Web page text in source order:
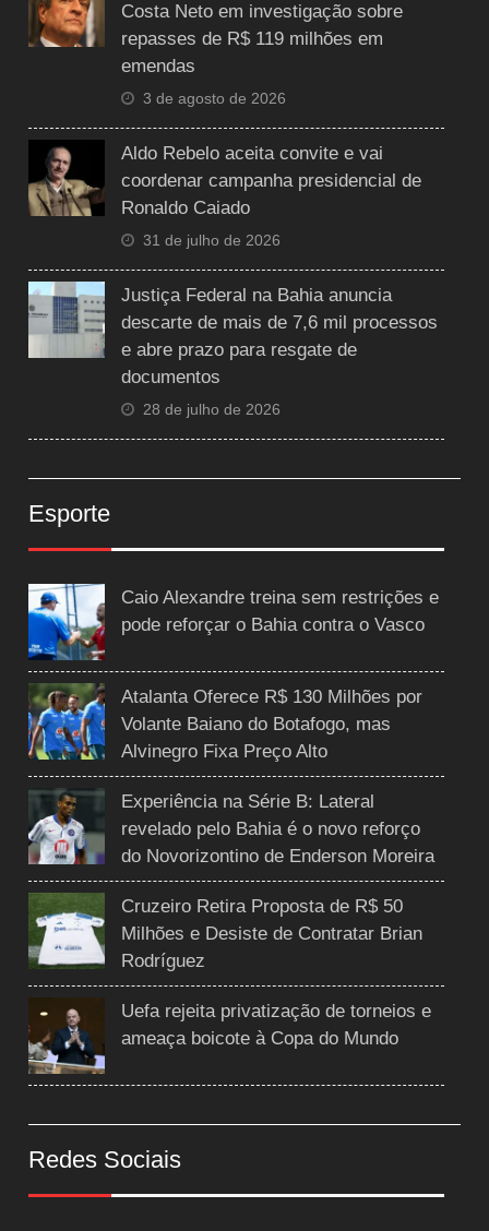
Costa Neto em investigação sobre
repasses de R$ 119 milhões em
emendas
3 de agosto de 2026
Aldo Rebelo aceita convite e vai
coordenar campanha presidencial de
Ronaldo Caiado
31 de julho de 2026
Justiça Federal na Bahia anuncia
descarte de mais de 7,6 mil processos
e abre prazo para resgate de
documentos
28 de julho de 2026
Esporte
Caio Alexandre treina sem restrições e
pode reforçar o Bahia contra o Vasco
Atalanta Oferece R$ 130 Milhões por
Volante Baiano do Botafogo, mas
Alvinegro Fixa Preço Alto
Experiência na Série B: Lateral
revelado pelo Bahia é o novo reforço
do Novorizontino de Enderson Moreira
Cruzeiro Retira Proposta de R$ 50
Milhões e Desiste de Contratar Brian
Rodríguez
Uefa rejeita privatização de torneios e
ameaça boicote à Copa do Mundo
Redes Sociais